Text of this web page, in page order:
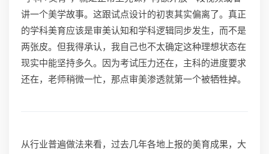
讲一个美学故事。这跟试点设计的初衷其实偏离了。真正
的学科美育应该是审美认知和学科逻辑同步发生，而不是
两张皮。但我得承认，我自己也不太确定这种理想状态在
现实中能坚持多久。因为考试压力还在，主科的进度要求
还在，老师稍微一忙，那点审美渗透就第一个被牺牲掉。
从行业普遍做法来看，过去几年各地上报的美育成果，大